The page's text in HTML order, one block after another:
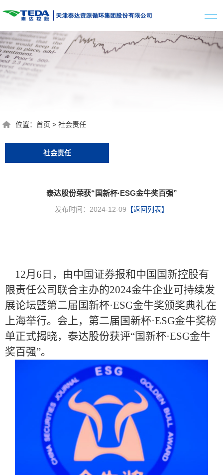
位置： 首页 > 社会责任
社会责任
泰达股份荣获“国新杯·ESG金牛奖百强”
发布时间：2024-12-09 【返回列表】
12月6日，由中国证券报和中国国新控股有
限责任公司联合主办的2024金牛企业可持续发
展论坛暨第二届国新杯·ESG金牛奖颁奖典礼在
上海举行。会上，第二届国新杯·ESG金牛奖榜
单正式揭晓，泰达股份获评“国新杯·ESG金牛
奖百强”。